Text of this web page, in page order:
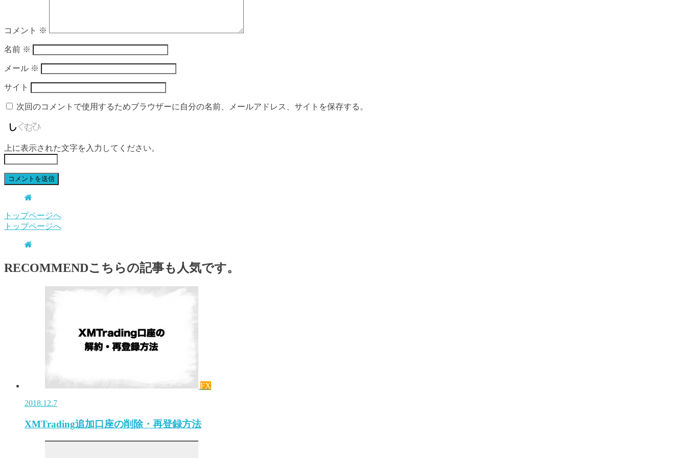
コメント ※
名前 ※
メール ※
サイト
次回のコメントで使用するためブラウザーに自分の名前、メールアドレス、サイトを保存する。
上に表示された文字を入力してください。
トップページへ
トップページへ
RECOMMENDこちらの記事も人気です。
FX
2018.12.7
XMTrading追加口座の削除・再登録方法